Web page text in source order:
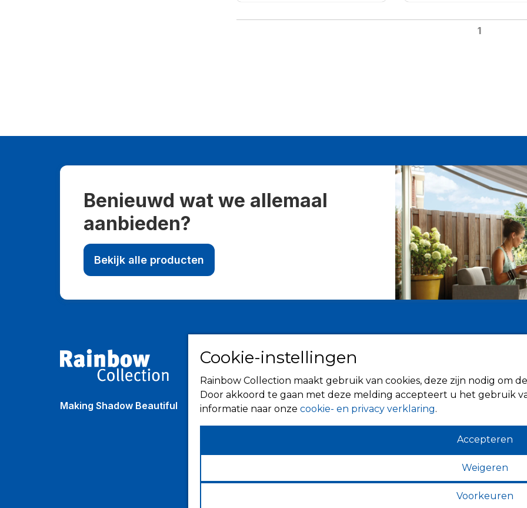
1
Benieuwd wat we allemaal
aanbieden?
Bekijk alle producten
Making Shadow Beautiful
Over ons
Tips
Verkooppunten
Rolluiken
Markiezen
Horren
Cookie-instellingen
Rainbow Collection maakt gebruik van cookies, deze zijn nodig om
Door akkoord te gaan met deze melding accepteert u het gebruik
informatie naar onze cookie- en privacy verklaring.
Accepteren
Weigeren
Voorkeuren